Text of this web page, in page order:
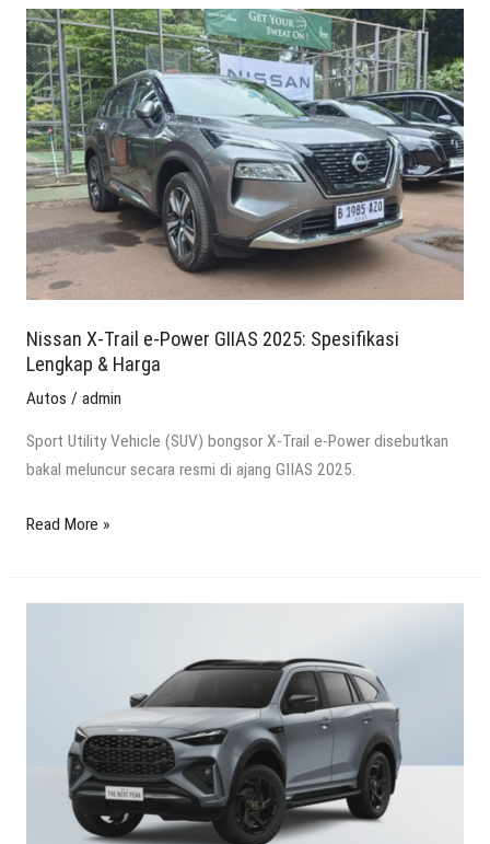
Nissan X-Trail e-Power GIIAS 2025: Spesifikasi
Lengkap & Harga
Autos / admin
Sport Utility Vehicle (SUV) bongsor X-Trail e-Power disebutkan
bakal meluncur secara resmi di ajang GIIAS 2025.
Nissan
X-
Trail
e-
Power
GIIAS
2025:
Spesifikasi
Lengkap
&
Harga
Read More »
Terbaru
Mengguncang